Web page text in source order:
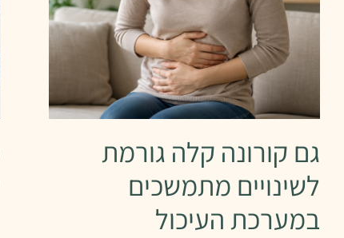
גם קורונה קלה גורמת
לשינויים מתמשכים
במערכת העיכול